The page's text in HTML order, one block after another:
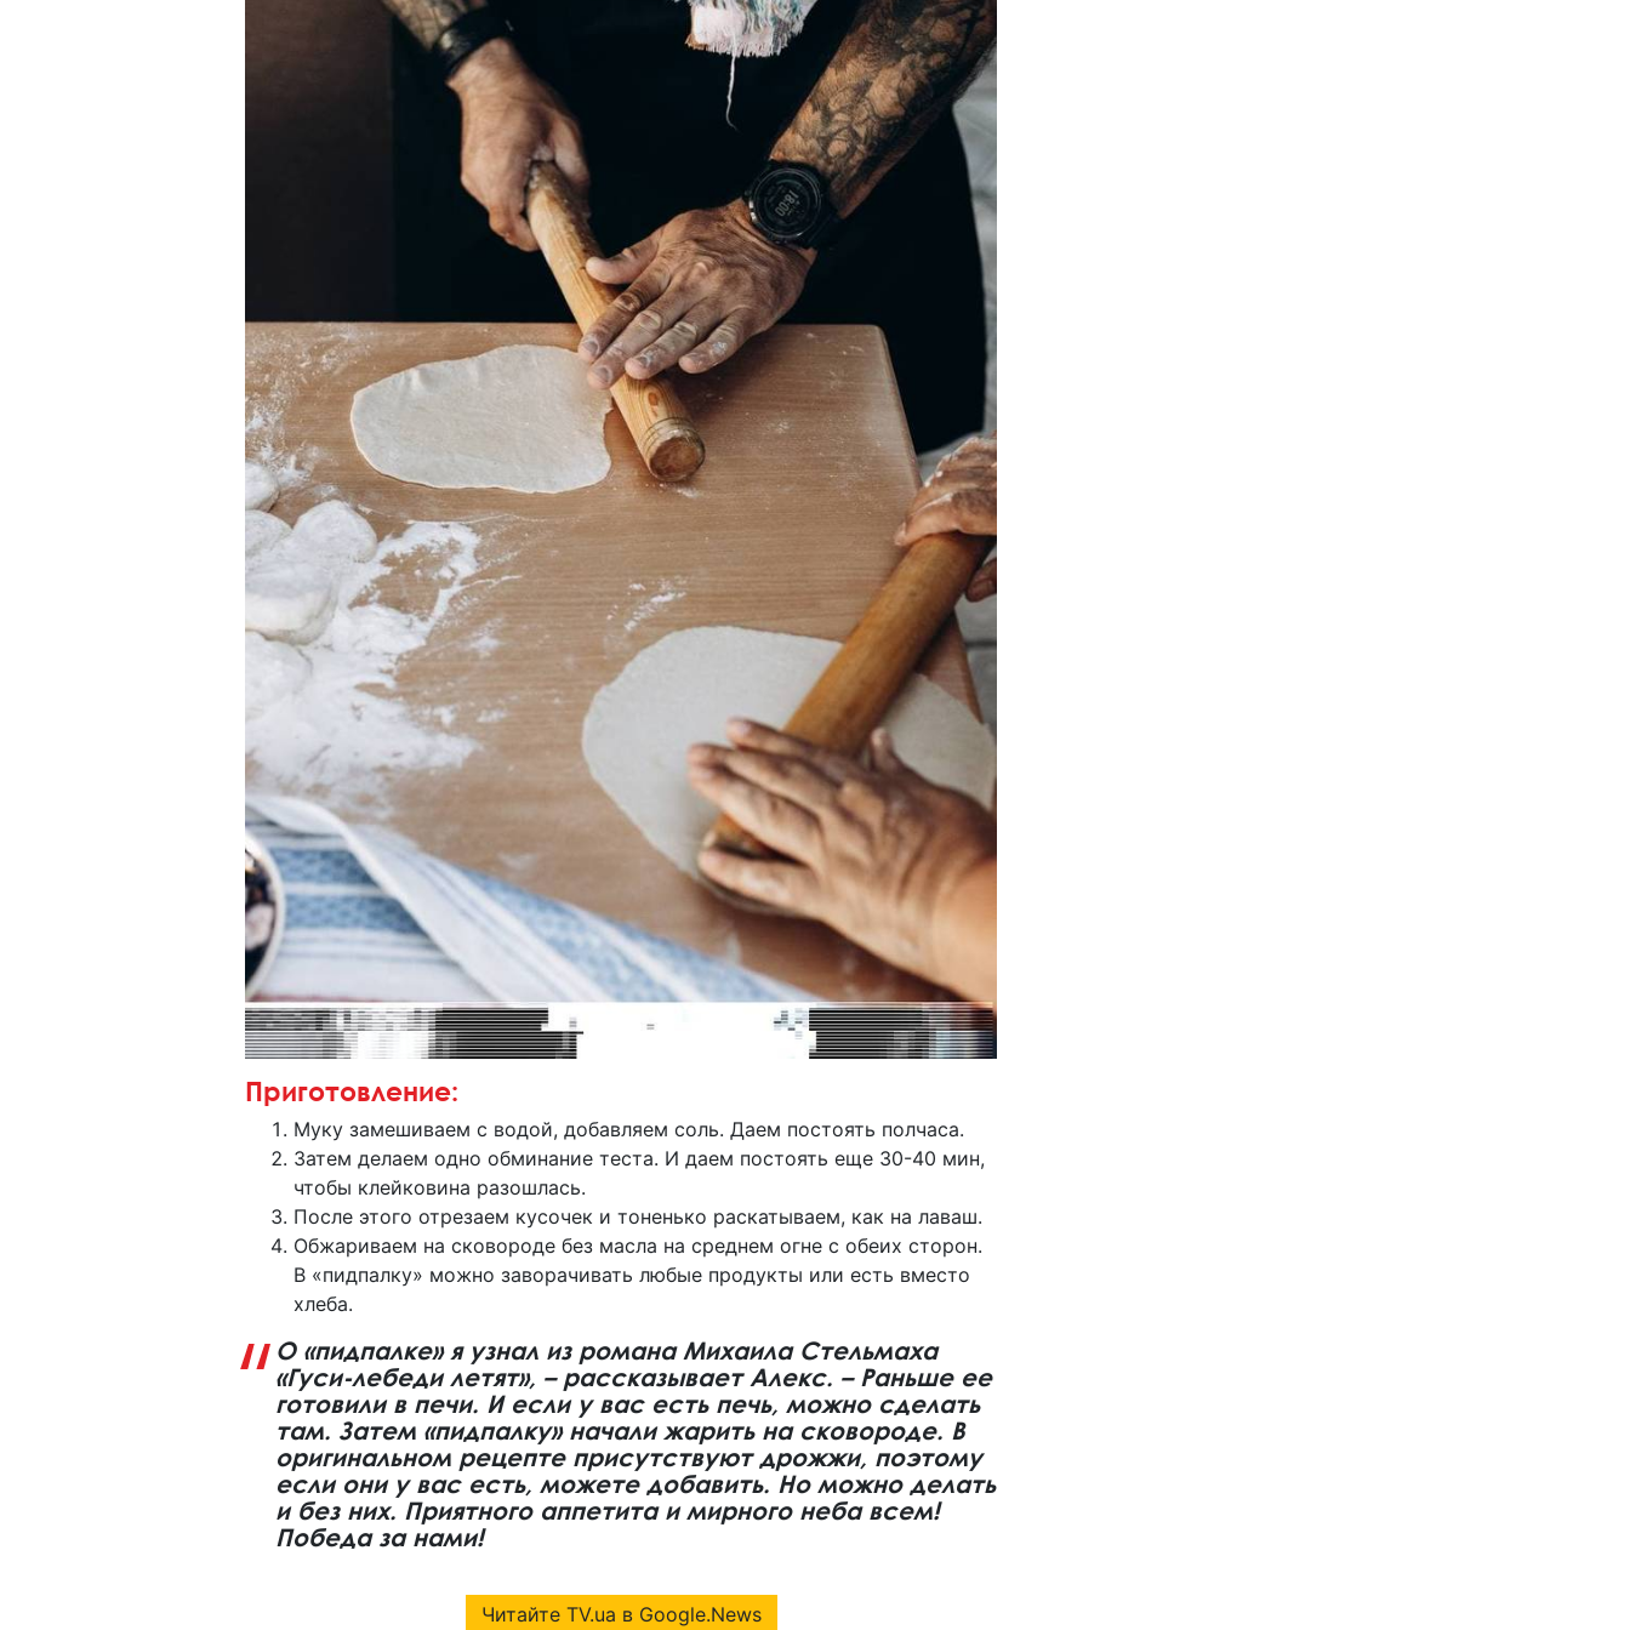
Приготовление:
Муку замешиваем с водой, добавляем соль. Даем постоять полчаса.
Затем делаем одно обминание теста. И даем постоять еще 30-40 мин,
чтобы клейковина разошлась.
После этого отрезаем кусочек и тоненько раскатываем, как на лаваш.
Обжариваем на сковороде без масла на среднем огне с обеих сторон.
В «пидпалку» можно заворачивать любые продукты или есть вместо
хлеба.
О «пидпалке» я узнал из романа Михаила Стельмаха
«Гуси-лебеди летят», – рассказывает Алекс. – Раньше ее
готовили в печи. И если у вас есть печь, можно сделать
там. Затем «пидпалку» начали жарить на сковороде. В
оригинальном рецепте присутствуют дрожжи, поэтому
если они у вас есть, можете добавить. Но можно делать
и без них. Приятного аппетита и мирного неба всем!
Победа за нами!
Читайте TV.ua в Google.News